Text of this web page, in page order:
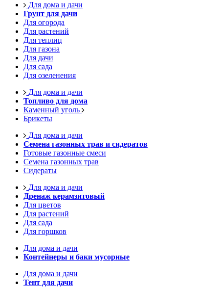
Для дома и дачи
Грунт для дачи
Для огорода
Для растений
Для теплиц
Для газона
Для дачи
Для сада
Для озеленения
Для дома и дачи
Топливо для дома
Каменный уголь
Брикеты
Для дома и дачи
Семена газонных трав и сидератов
Готовые газонные смеси
Семена газонных трав
Сидераты
Для дома и дачи
Дренаж керамзитовый
Для цветов
Для растений
Для сада
Для горшков
Для дома и дачи
Контейнеры и баки мусорные
Для дома и дачи
Тент для дачи